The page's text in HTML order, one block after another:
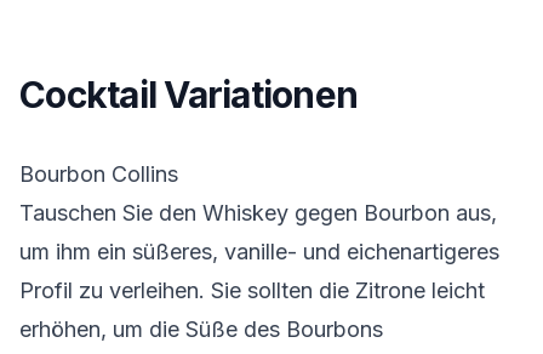
Cocktail Variationen
Bourbon Collins
Tauschen Sie den Whiskey gegen Bourbon aus,
um ihm ein süßeres, vanille- und eichenartigeres
Profil zu verleihen. Sie sollten die Zitrone leicht
erhöhen, um die Süße des Bourbons